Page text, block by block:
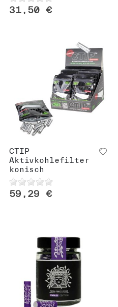
31,50 €
CTIP
Aktivkohlefilter
konisch
59,29 €